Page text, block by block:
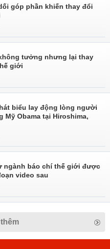
góp phần khiến thay đổi
tưởng nhưng lại thay
giới
biểu lay động lòng người
Mỹ Obama tại Hiroshima,
ngành báo chí thế giới được
video sau